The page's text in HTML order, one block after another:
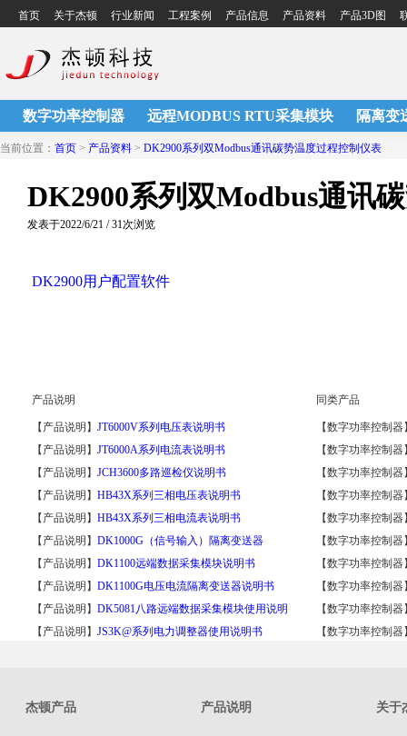
首页 关于杰顿 行业新闻 工程案例 产品信息 产品资料 产品3D图
数字功率控制器 远程MODBUS RTU采集模块 隔离变
当前位置： 首页 > 产品资料 > DK2900系列双Modbus通讯碳势温度过程控制仪表
DK2900系列双Modbus通讯
发表于2022/6/21 / 31次浏览
DK2900用户配置软件
产品说明
【产品说明】JT6000V系列电压表说明书
【产品说明】JT6000A系列电流表说明书
【产品说明】JCH3600多路巡检仪说明书
【产品说明】HB43X系列三相电压表说明书
【产品说明】HB43X系列三相电流表说明书
【产品说明】DK1000G（信号输入）隔离变送器
【产品说明】DK1100远端数据采集模块说明书
【产品说明】DK1100G电压电流隔离变送器说明书
【产品说明】DK5081八路远端数据采集模块使用说明
【产品说明】JS3K@系列电力调整器使用说明书
同类产品
【数字功率控制器
【数字功率控制器
【数字功率控制器
【数字功率控制器
【数字功率控制器
【数字功率控制器
【数字功率控制器
【数字功率控制器
【数字功率控制器
【数字功率控制器
杰顿产品 产品说明 关于